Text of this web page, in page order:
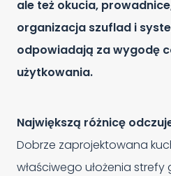
ale też okucia,
organizacja szuflad i
odpowiadają za wygodę
użytkowania.
Największą różnicę
Dobrze zaprojektowana
właściwego ułożenia